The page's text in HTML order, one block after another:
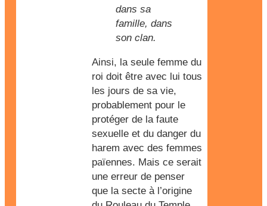
dans sa
famille, dans
son clan.
Ainsi, la seule femme du
roi doit être avec lui tous
les jours de sa vie,
probablement pour le
protéger de la faute
sexuelle et du danger du
harem avec des femmes
païennes. Mais ce serait
une erreur de penser
que la secte à l’origine